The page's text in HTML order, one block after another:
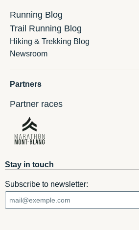
Running Blog
Trail Running Blog
Hiking & Trekking Blog
Newsroom
Partners
Partner races
Stay in touch
Subscribe to newsletter: